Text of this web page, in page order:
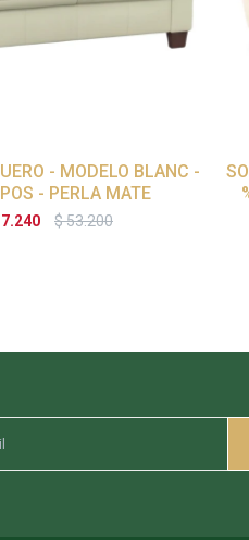
- MODELO BLANC -
- PERLA MATE
$53.200